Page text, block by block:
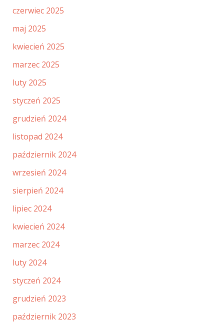
czerwiec 2025
maj 2025
kwiecień 2025
marzec 2025
luty 2025
styczeń 2025
grudzień 2024
listopad 2024
październik 2024
wrzesień 2024
sierpień 2024
lipiec 2024
kwiecień 2024
marzec 2024
luty 2024
styczeń 2024
grudzień 2023
październik 2023